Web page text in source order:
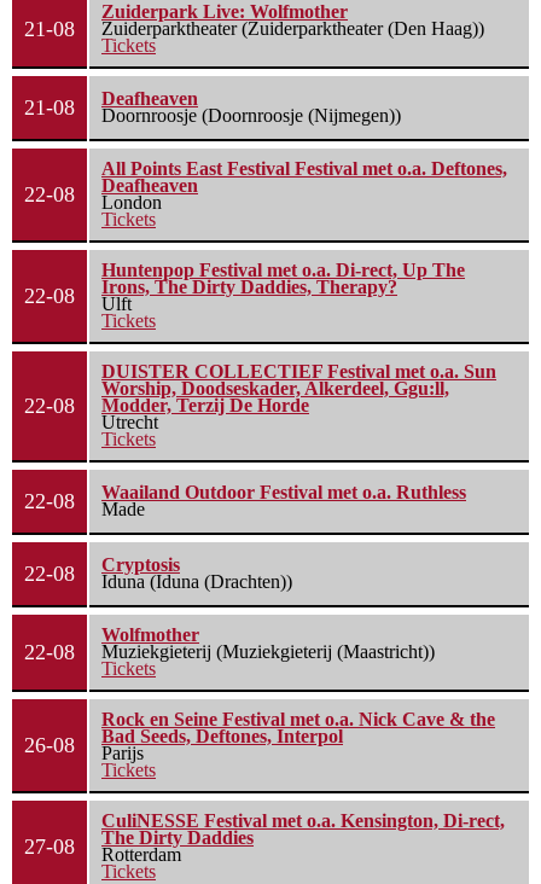
21-08
Zuiderpark Live: Wolfmother
Zuiderparktheater (Zuiderparktheater (Den Haag))
Tickets
21-08
Deafheaven
Doornroosje (Doornroosje (Nijmegen))
22-08
All Points East Festival Festival met o.a. Deftones,
Deafheaven
London
Tickets
22-08
Huntenpop Festival met o.a. Di-rect, Up The
Irons, The Dirty Daddies, Therapy?
Ulft
Tickets
22-08
DUISTER COLLECTIEF Festival met o.a. Sun
Worship, Doodseskader, Alkerdeel, Ggu:ll,
Modder, Terzij De Horde
Utrecht
Tickets
22-08
Waailand Outdoor Festival met o.a. Ruthless
Made
22-08
Cryptosis
Iduna (Iduna (Drachten))
22-08
Wolfmother
Muziekgieterij (Muziekgieterij (Maastricht))
Tickets
26-08
Rock en Seine Festival met o.a. Nick Cave & the
Bad Seeds, Deftones, Interpol
Parijs
Tickets
27-08
CuliNESSE Festival met o.a. Kensington, Di-rect,
The Dirty Daddies
Rotterdam
Tickets